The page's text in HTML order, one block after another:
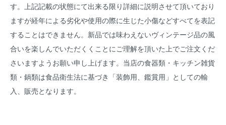
す。上記記載の状態にて出来る限り詳細に説明させて頂いており
ますが経年による劣化や使用の際に生じた小傷などすべてを表記
することはできません。新品では味わえないヴィンテージ品の風
合いを楽しんでいただくくことにご理解を頂いた上でご注文くだ
さいますようお願い申し上げます。当店の食器類・キッチン雑貨
類・鍋類は食品衛生法に基づき「装飾用、鑑賞用」としての輸
入、販売となります。